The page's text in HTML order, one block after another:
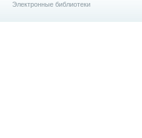
Электронные библиотеки